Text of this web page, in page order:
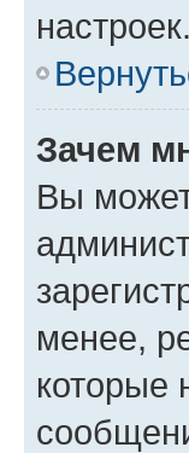
настроек.
Зачем
Вы
менее,
которые